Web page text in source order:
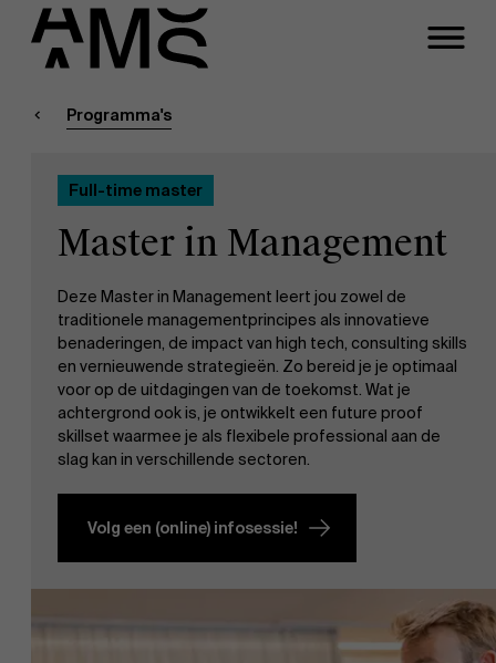
Programma's
Full-time programma's
Programma's op maat
Faculty
Programma's
Full-time master
Master in Management
Deze Master in Management leert jou zowel de
traditionele managementprincipes als innovatieve
benaderingen, de impact van high tech, consulting skills
en vernieuwende strategieën. Zo bereid je je optimaal
voor op de uitdagingen van de toekomst. Wat je
achtergrond ook is, je ontwikkelt een future proof
skillset waarmee je als flexibele professional aan de
slag kan in verschillende sectoren.
Volg een (online) infosessie!
Contact Full-time
Masters
Meeting
Sluiten